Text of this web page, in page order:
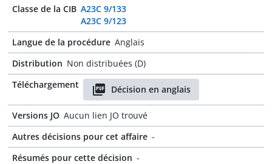
Classe de la CIB A23C 9/133
A23C 9/123
Langue de la procédure Anglais
Distribution Non distribuées (D)
Téléchargement
Décision en anglais
Versions JO Aucun lien JO trouvé
Autres décisions pour cet affaire -
Résumés pour cette décision -